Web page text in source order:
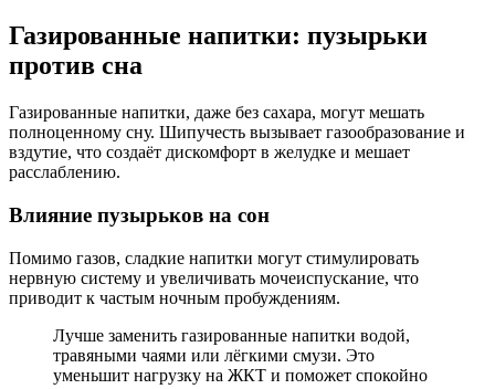
Газированные напитки: пузырьки
против сна
Газированные напитки, даже без сахара, могут мешать
полноценному сну. Шипучесть вызывает газообразование и
вздутие, что создаёт дискомфорт в желудке и мешает
расслаблению.
Влияние пузырьков на сон
Помимо газов, сладкие напитки могут стимулировать
нервную систему и увеличивать мочеиспускание, что
приводит к частым ночным пробуждениям.
Лучше заменить газированные напитки водой,
травяными чаями или лёгкими смузи. Это
уменьшит нагрузку на ЖКТ и поможет спокойно